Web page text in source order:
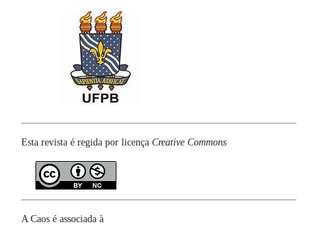
Esta revista é regida por licença Creative Commons
A Caos é associada à